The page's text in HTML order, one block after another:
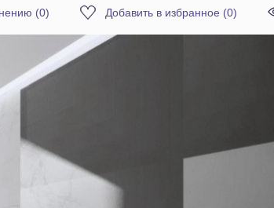
(0) Добавить в избранное (0)